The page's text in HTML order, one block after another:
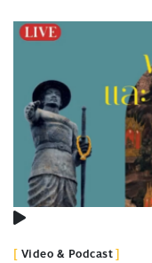
Video & Podcast